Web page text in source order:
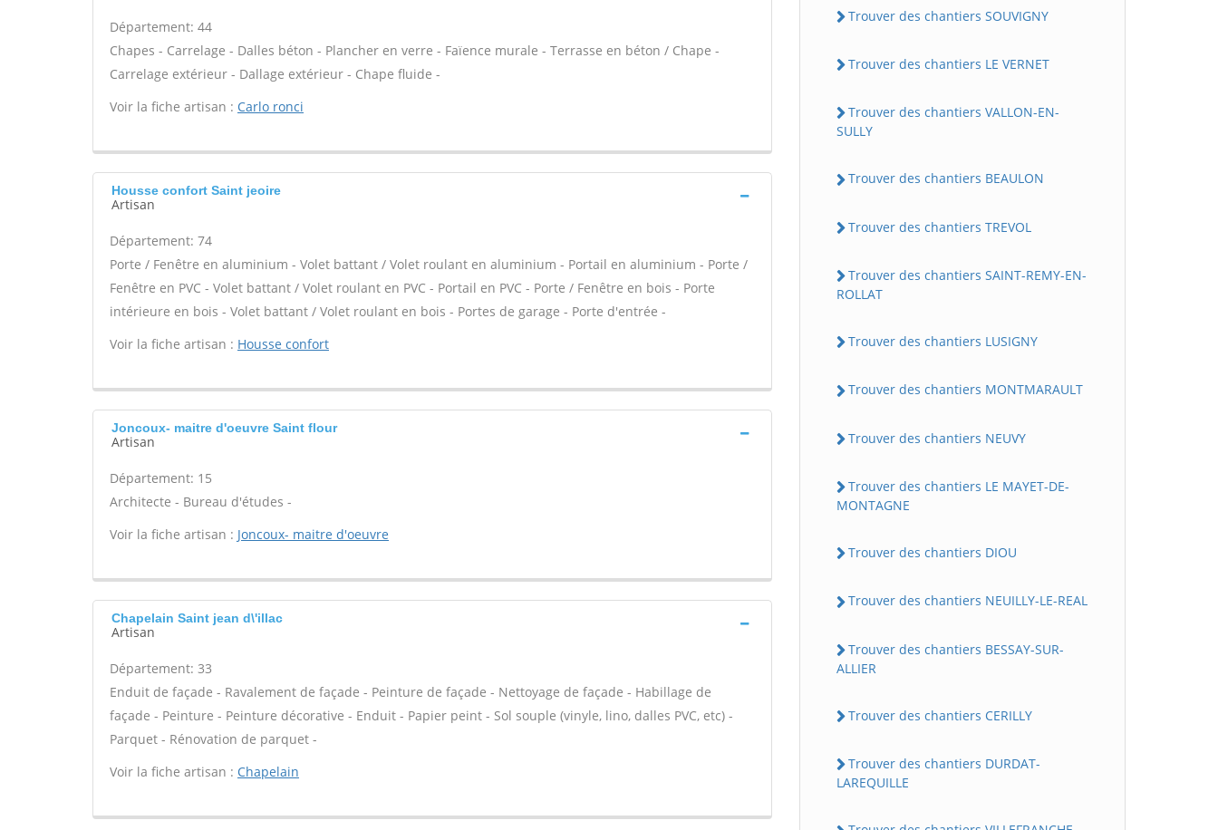
Département: 44
Chapes - Carrelage - Dalles béton - Plancher en verre - Faïence murale - Terrasse en béton / Chape -
Carrelage extérieur - Dallage extérieur - Chape fluide -
Voir la fiche artisan : Carlo ronci
Housse confort Saint jeoire
Artisan
Département: 74
Porte / Fenêtre en aluminium - Volet battant / Volet roulant en aluminium - Portail en aluminium - Porte /
Fenêtre en PVC - Volet battant / Volet roulant en PVC - Portail en PVC - Porte / Fenêtre en bois - Porte
intérieure en bois - Volet battant / Volet roulant en bois - Portes de garage - Porte d'entrée -
Voir la fiche artisan : Housse confort
Joncoux- maitre d'oeuvre Saint flour
Artisan
Département: 15
Architecte - Bureau d'études -
Voir la fiche artisan : Joncoux- maitre d'oeuvre
Chapelain Saint jean d\'illac
Artisan
Département: 33
Enduit de façade - Ravalement de façade - Peinture de façade - Nettoyage de façade - Habillage de
façade - Peinture - Peinture décorative - Enduit - Papier peint - Sol souple (vinyle, lino, dalles PVC, etc) -
Parquet - Rénovation de parquet -
Voir la fiche artisan : Chapelain
Trouver des chantiers SOUVIGNY
Trouver des chantiers LE VERNET
Trouver des chantiers VALLON-EN-
SULLY
Trouver des chantiers BEAULON
Trouver des chantiers TREVOL
Trouver des chantiers SAINT-REMY-EN-
ROLLAT
Trouver des chantiers LUSIGNY
Trouver des chantiers MONTMARAULT
Trouver des chantiers NEUVY
Trouver des chantiers LE MAYET-DE-
MONTAGNE
Trouver des chantiers DIOU
Trouver des chantiers NEUILLY-LE-REAL
Trouver des chantiers BESSAY-SUR-
ALLIER
Trouver des chantiers CERILLY
Trouver des chantiers DURDAT-
LAREQUILLE